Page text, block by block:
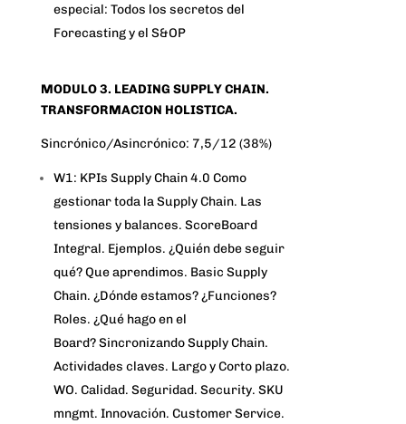
especial: Todos los secretos del
Forecasting y el S&OP
MODULO 3. LEADING SUPPLY CHAIN.
TRANSFORMACION HOLISTICA.
Sincrónico/Asincrónico: 7,5/12 (38%)
W1: KPIs Supply Chain 4.0 Como
gestionar toda la Supply Chain. Las
tensiones y balances. ScoreBoard
Integral. Ejemplos. ¿Quién debe seguir
qué? Que aprendimos. Basic Supply
Chain. ¿Dónde estamos? ¿Funciones?
Roles. ¿Qué hago en el
Board? Sincronizando Supply Chain.
Actividades claves. Largo y Corto plazo.
WO. Calidad. Seguridad. Security. SKU
mngmt. Innovación. Customer Service.